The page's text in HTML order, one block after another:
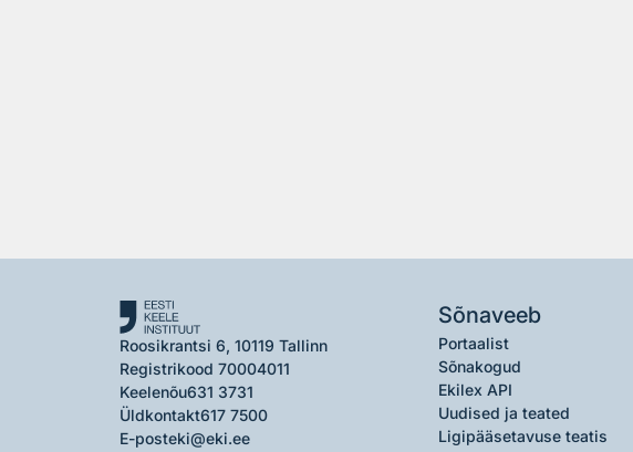
Roosikrantsi 6, 10119 Tallinn
Registrikood 70004011
Keelenõu631 3731
Üldkontakt617 7500
E-posteki@eki.ee
Sõnaveeb
Portaalist
Sõnakogud
Ekilex API
Uudised ja teated
Ligipääsetavuse teatis